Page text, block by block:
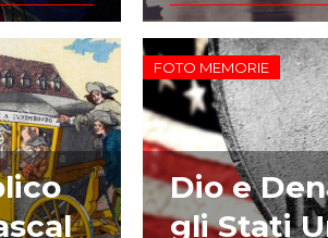
FOTO MEMORIE
Dio e
gli Stati